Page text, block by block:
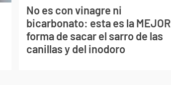
No es con vinagre ni
bicarbonato: esta es la MEJOR
forma de sacar el sarro de las
canillas y del inodoro